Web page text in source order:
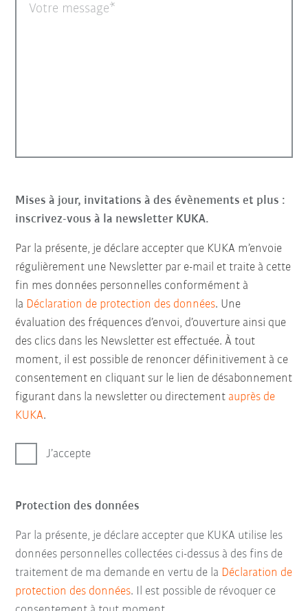
Votre message
Mises à jour, invitations à des évènements et plus :
inscrivez-vous à la newsletter KUKA.
Par la présente, je déclare accepter que KUKA m’envoie
régulièrement une Newsletter par e-mail et traite à cette
fin mes données personnelles conformément à
la Déclaration de protection des données. Une
évaluation des fréquences d’envoi, d’ouverture ainsi que
des clics dans les Newsletter est effectuée. À tout
moment, il est possible de renoncer définitivement à ce
consentement en cliquant sur le lien de désabonnement
figurant dans la newsletter ou directement auprès de
KUKA.
J’accepte
Protection des données
Par la présente, je déclare accepter que KUKA utilise les
données personnelles collectées ci-dessus à des fins de
traitement de ma demande en vertu de la Déclaration de
protection des données. Il est possible de révoquer ce